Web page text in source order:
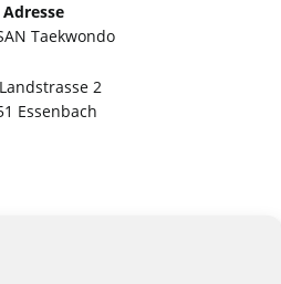
Adresse
Taekwondo
2
Essenbach